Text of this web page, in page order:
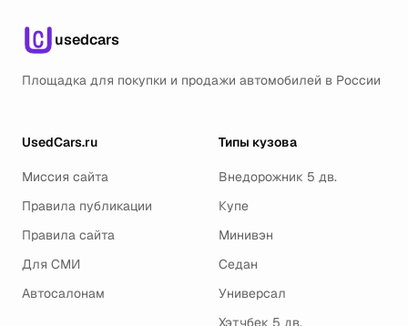
usedcars
Площадка для покупки и продажи автомобилей в России
UsedCars.ru
Миссия сайта
Правила публикации
Правила сайта
Для СМИ
Автосалонам
Типы кузова
Внедорожник 5 дв.
Купе
Минивэн
Седан
Универсал
Хэтчбек 5 дв.